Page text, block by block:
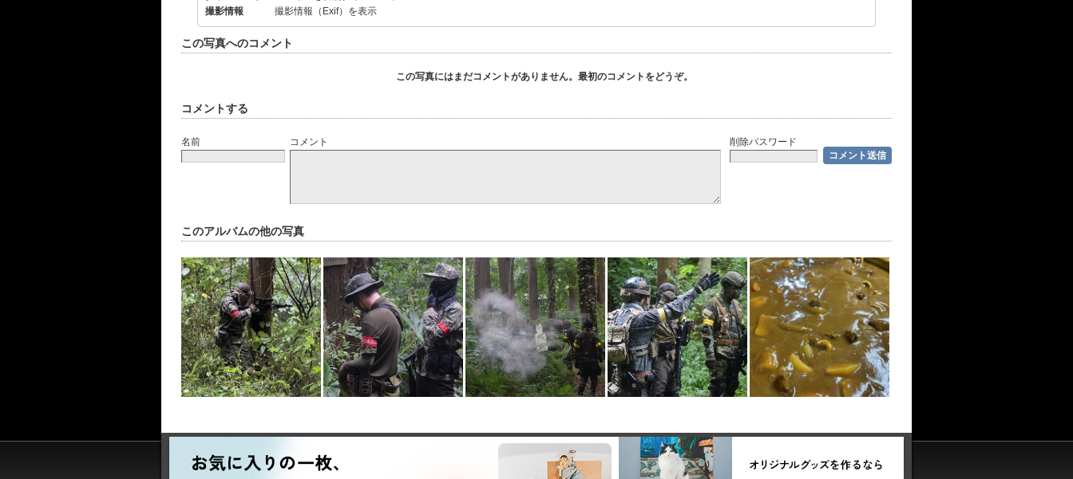
撮影情報
撮影情報（Exif）を表示
この写真へのコメント
この写真にはまだコメントがありません。最初のコメントをどうぞ。
コメントする
名前 コメント 削除パスワード
このアルバムの他の写真